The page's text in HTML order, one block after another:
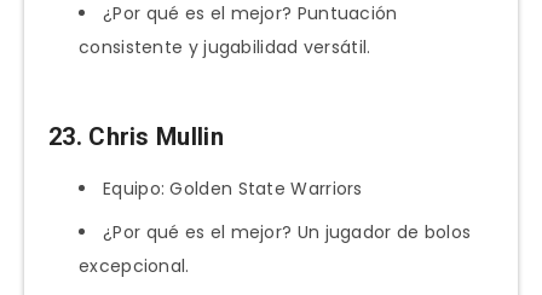
¿Por qué es el mejor? Puntuación
consistente y jugabilidad versátil.
23. Chris Mullin
Equipo: Golden State Warriors
¿Por qué es el mejor? Un jugador de bolos
excepcional.